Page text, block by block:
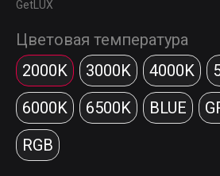
GetLUX
Цветовая температура
2000K
3000K 4000K
6000K
6500K BLUE
RGB